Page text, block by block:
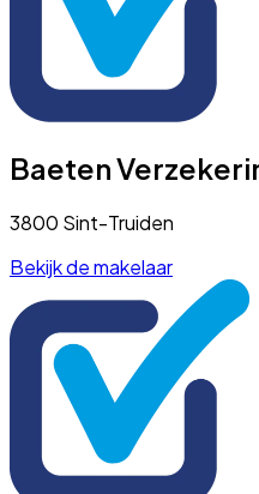
Baeten
3800 Sint-Truiden
Bekijk de makelaar